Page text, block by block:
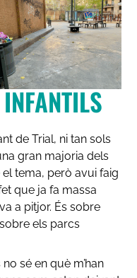
de Trial, ni tan sols
gran majoria dels
tema, però avui faig
que ja fa massa
a pitjor. És sobre
els parcs
sé en què m’han